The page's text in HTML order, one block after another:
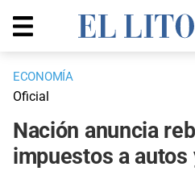
ECONOMÍA
Oficial
Nación anuncia
impuestos a autos